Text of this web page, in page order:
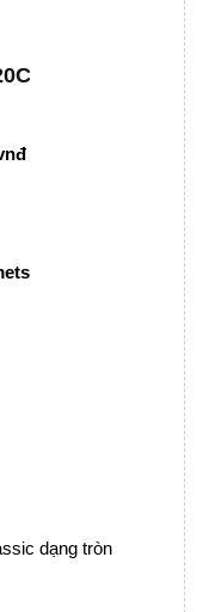
dạng tròn